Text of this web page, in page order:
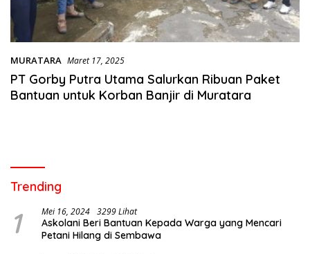
MURATARA Maret 17, 2025
PT Gorby Putra Utama Salurkan Ribuan Paket
Bantuan untuk Korban Banjir di Muratara
Trending
1 Mei 16, 2024 3299 Lihat
Askolani Beri Bantuan Kepada Warga yang Mencari
Petani Hilang di Sembawa